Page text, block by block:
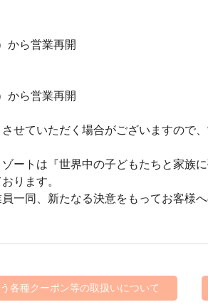
から営業再開
から営業再開
せていただく場合がございますので
ートは『世界中の子どもたちと家族
ります。
一同、新たなる決意をもってお客様
各種クーポン等の取扱いについて